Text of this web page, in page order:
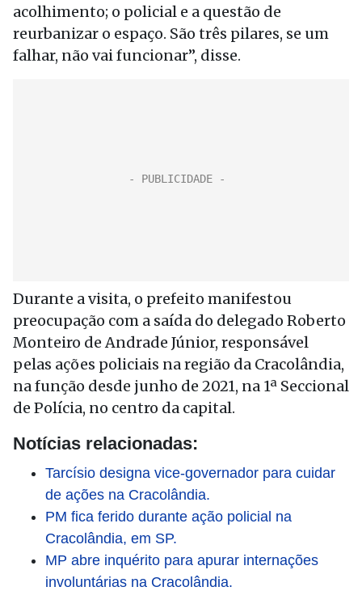
acolhimento; o policial e a questão de
reurbanizar o espaço. São três pilares, se um
falhar, não vai funcionar”, disse.
Durante a visita, o prefeito manifestou
preocupação com a saída do delegado Roberto
Monteiro de Andrade Júnior, responsável
pelas ações policiais na região da Cracolândia,
na função desde junho de 2021, na 1ª Seccional
de Polícia, no centro da capital.
Notícias relacionadas:
Tarcísio designa vice-governador para cuidar
de ações na Cracolândia.
PM fica ferido durante ação policial na
Cracolândia, em SP.
MP abre inquérito para apurar internações
involuntárias na Cracolândia.